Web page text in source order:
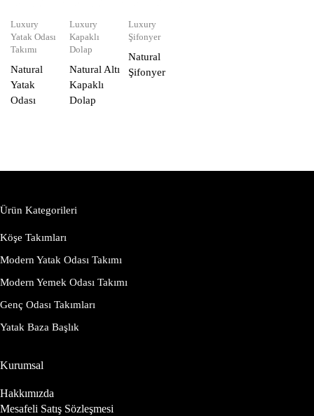
Luxury
Yatak Odası
Takımı
Natural
Yatak
Odası
Luxury
Kapaklı
Dolap
Natural Altı
Kapaklı
Dolap
Luxury
Şifonyer
Natural
Şifonyer
Ürün Kategorileri
Köşe Takımları
Modern Yatak Odası Takımı
Modern Yemek Odası Takımı
Genç Odası Takımları
Yatak Baza Başlık
Kurumsal
Hakkımızda
Mesafeli Satış Sözleşmesi